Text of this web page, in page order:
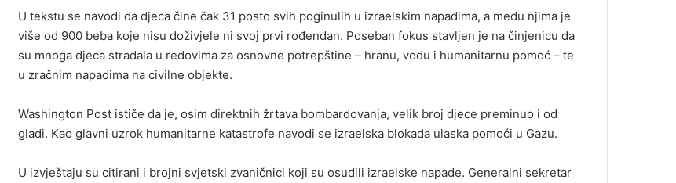
U tekstu se navodi da djeca čine čak 31 posto svih poginulih u izraelskim napadima, a među njima je
više od 900 beba koje nisu doživjele ni svoj prvi rođendan. Poseban fokus stavljen je na činjenicu da
su mnoga djeca stradala u redovima za osnovne potrepštine – hranu, vodu i humanitarnu pomoć – te
u zračnim napadima na civilne objekte.
Washington Post ističe da je, osim direktnih žrtava bombardovanja, velik broj djece preminuo i od
gladi. Kao glavni uzrok humanitarne katastrofe navodi se izraelska blokada ulaska pomoći u Gazu.
U izvještaju su citirani i brojni svjetski zvaničnici koji su osudili izraelske napade. Generalni sekretar